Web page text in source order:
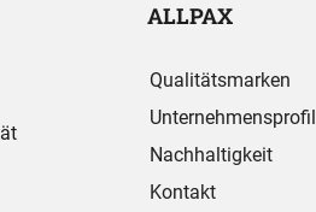
ALLPAX
Qualitätsmarken
Unternehmensprofil
Nachhaltigkeit
Kontakt